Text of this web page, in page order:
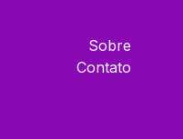
Sobre
Contato